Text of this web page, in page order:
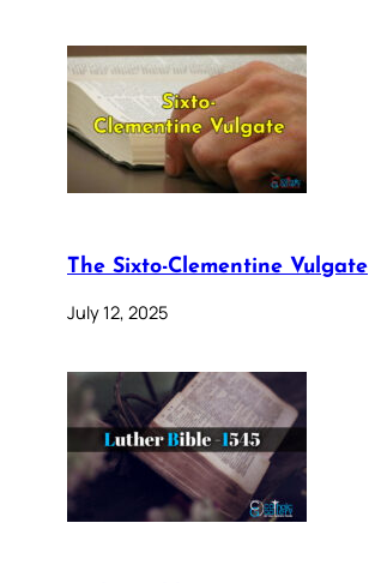
The Sixto-Clementine Vulgate
July 12, 2025